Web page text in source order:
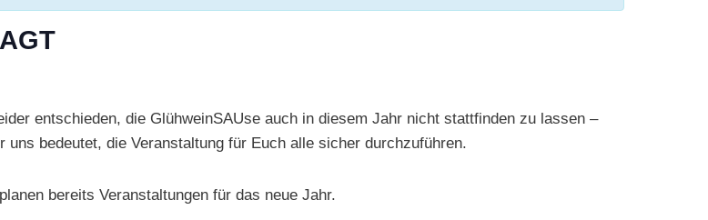
entschieden, die GlühweinSAUse auch in diesem Jahr nicht stattfinden zu lassen –
bedeutet, die Veranstaltung für Euch alle sicher durchzuführen.
bereits Veranstaltungen für das neue Jahr.